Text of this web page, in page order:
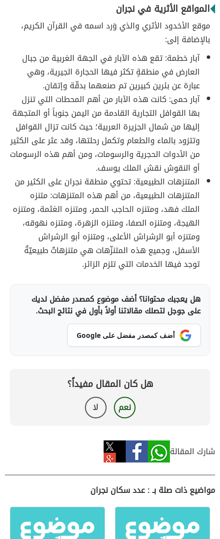
المواقع الأثرية في نجران
موقع الأخدود الأثري والذي وَرد اسمه في القرآن الكريم،
بالإضافة إلى:
آبار خطمة: تقع هذه الآبار في الجهة الغربية من جبال
العارض في منطقةٍ تكثر فيها الحجارة الجيرية، وهي
عبارة عن بئرين كبيرين تم صنعهما بدقّة وإتقان.
آبار حمى: كانت هذه الآبار من أهم المحطات التي تنزل
بها القوافل التجارية القادمة من اليمن جنوباً أو المتجهة
إليها من شمال الجزيرة العربية؛ حيث كانت تزال القوافل
وتتزود بالماء والطعام وتكمل رحلتها، وقد عثر على الكثير
من الأدوات الحجرية والرسومات، ومن أهم هذه الرسومات
أو النقوش نقش الملك يوسف.
المتنزهات الطبيعية: تحتوي منطقة نجران على الكثير من
المتنزهات الطبيعية، من أهم هذه المتنزهات: متنزه
الملك فهد، ومتنزه الحاجب الحمر، ومتنزه الغثمة، ومتنزه
الهيجة، ومتنزه الصفا، ومتنزه الزهرة، ومتنزه نهوقه،
ومتنزه أبو الرشراش الأعلى، ومتنزه أبو الرشراش
الأسفل، وجميع هذه المتنزّهات هي متنزهاتٌ طبيعيّةٌ
توجد فيها الخدمات التي تلزم الزائر.
هل يعجبك محتوانا؟ أضف موضوع كمصدر مفضل لديك
على جوجل لتصلك مقالاتنا أولاً بأول في نتائج البحث.
أضف كمصدر مفضل على Google
هل كان المقال مفيداً؟
نعم لا
شارك المقالة
مواضيع ذات صلة بـ : عدد سكان نجران